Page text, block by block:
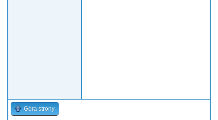
Góra strony